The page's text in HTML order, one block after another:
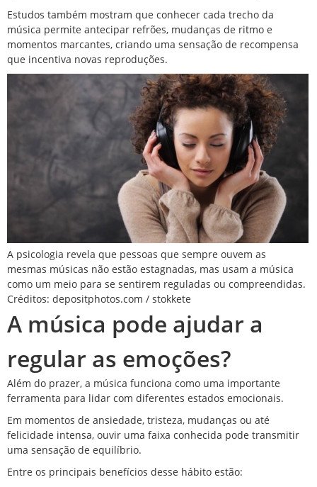
Estudos também mostram que conhecer cada trecho da
música permite antecipar refrões, mudanças de ritmo e
momentos marcantes, criando uma sensação de recompensa
que incentiva novas reproduções.
A psicologia revela que pessoas que sempre ouvem as
mesmas músicas não estão estagnadas, mas usam a música
como um meio para se sentirem reguladas ou compreendidas.
Créditos: depositphotos.com / stokkete
A música pode ajudar a
regular as emoções?
Além do prazer, a música funciona como uma importante
ferramenta para lidar com diferentes estados emocionais.
Em momentos de ansiedade, tristeza, mudanças ou até
felicidade intensa, ouvir uma faixa conhecida pode transmitir
uma sensação de equilíbrio.
Entre os principais benefícios desse hábito estão: